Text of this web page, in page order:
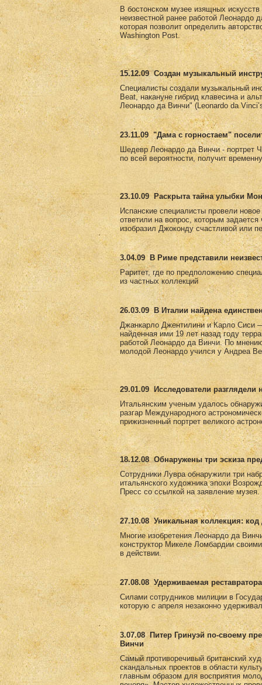
В бостонском музее изящных
неизвестной ранее работой Леонардо
которая позволит определить
Washington Post.
15.12.09 Создан музыкальный
Специалисты создали музыкальный
Beat, накануне гибрид клавесина и
Леонардо да Винчи" (Leonardo da
23.11.09 "Дама с горностаем"
Шедевр Леонардо да Винчи - портрет
по всей вероятности, получит
23.10.09
Раскрыта тайна улыбки
Испанские специалисты провели
ответили на вопрос, которым
изобразил Джоконду счастливой или
3.04.09 В Риме представили
Раритет, где по предположению
из частных коллекций
26.03.09
В Италии найдена
Джанкарло Джентилини и Карло Сиси
найденная ими 19 лет назад году
работой Леонардо да Винчи. По
молодой Леонардо учился у Андреа
29.01.09
Исследователи
Итальянским ученым удалось
разгар Международного
прижизненный портрет великого
18.12.08 Обнаружены три эскиза
Сотрудники Лувра обнаружили три
итальянского художника эпохи
Пресс со ссылкой на заявление музея.
27.10.08 Уникальная коллекция:
Многие изобретения Леонардо да
конструктор Микеле Ломбардии
в действии.
27.08.08 Удерживаемая
Силами сотрудников милиции в
которую с апреля незаконно
3.07.08
Питер Гринуэй по-своему
Винчи
Самый противоречивый британский
скандальных проектов в области
главным образом для восприятия